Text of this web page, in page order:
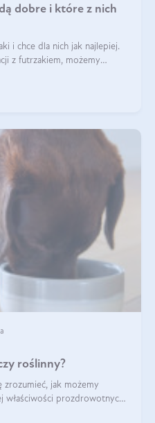
dobre i które z nich
i chce dla nich jak najlepiej.
z futrzakiem, możemy
roślinny?
zrozumieć, jak możemy
właściwości prozdrowotnych,